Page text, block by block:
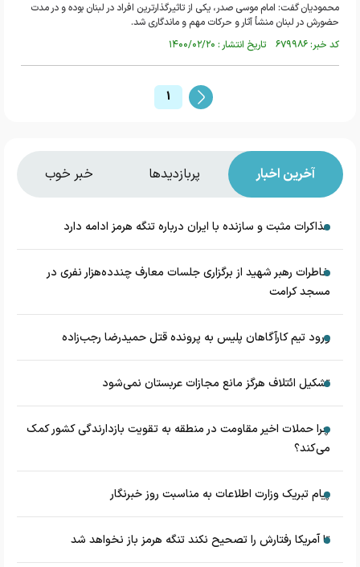
محمودیان گفت: امام موسی صدر، یکی از تاثیرگذارترین افراد در لبنان بوده و در مدت
حضورش در لبنان منشأ آثار و حرکات مهم و ماندگاری شد.
کد خبر: ۶۷۹۹۸۶ تاریخ انتشار : ۱۴۰۰/۰۲/۲۰
1
آخرین اخبار پربازدیدها خبر خوب
مذاکرات مثبت و سازنده با ایران درباره تنگه هرمز ادامه دارد
خاطرات رهبر شهید از برگزاری جلسات معارف چندده‌هزار نفری در
مسجد کرامت
ورود تیم کارآگاهان پلیس به پرونده قتل حمیدرضا رجب‌زاده
تشکیل ائتلاف هرگز مانع مجازات عربستان نمی‌شود
چرا حملات اخیر مقاومت در منطقه به تقویت بازدارندگی کشور کمک
می‌کند؟
پیام تبریک وزارت اطلاعات به مناسبت روز خبرنگار
تا آمریکا رفتارش را تصحیح نکند تنگه هرمز باز نخواهد شد